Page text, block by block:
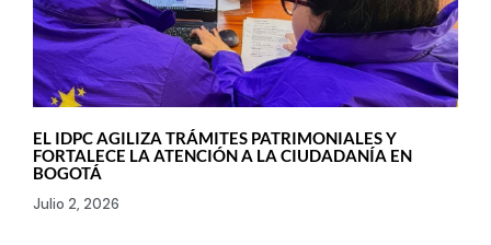
EL IDPC AGILIZA TRÁMITES PATRIMONIALES Y
FORTALECE LA ATENCIÓN A LA CIUDADANÍA EN
BOGOTÁ
Julio 2, 2026